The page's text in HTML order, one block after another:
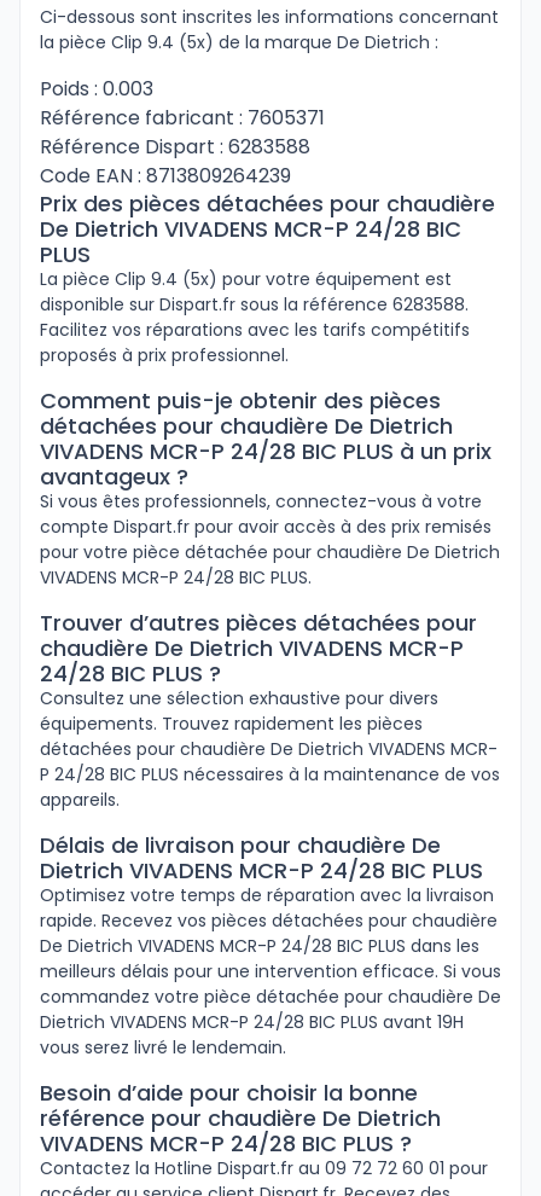
Ci-dessous sont inscrites les informations concernant
la pièce Clip 9.4 (5x) de la marque De Dietrich :
Poids : 0.003
Référence fabricant : 7605371
Référence Dispart : 6283588
Code EAN : 8713809264239
Prix des pièces détachées pour chaudière
De Dietrich VIVADENS MCR-P 24/28 BIC
PLUS
La pièce Clip 9.4 (5x) pour votre équipement est
disponible sur Dispart.fr sous la référence 6283588.
Facilitez vos réparations avec les tarifs compétitifs
proposés à prix professionnel.
Comment puis-je obtenir des pièces
détachées pour chaudière De Dietrich
VIVADENS MCR-P 24/28 BIC PLUS à un prix
avantageux ?
Si vous êtes professionnels, connectez-vous à votre
compte Dispart.fr pour avoir accès à des prix remisés
pour votre pièce détachée pour chaudière De Dietrich
VIVADENS MCR-P 24/28 BIC PLUS.
Trouver d’autres pièces détachées pour
chaudière De Dietrich VIVADENS MCR-P
24/28 BIC PLUS ?
Consultez une sélection exhaustive pour divers
équipements. Trouvez rapidement les pièces
détachées pour chaudière De Dietrich VIVADENS MCR-
P 24/28 BIC PLUS nécessaires à la maintenance de vos
appareils.
Délais de livraison pour chaudière De
Dietrich VIVADENS MCR-P 24/28 BIC PLUS
Optimisez votre temps de réparation avec la livraison
rapide. Recevez vos pièces détachées pour chaudière
De Dietrich VIVADENS MCR-P 24/28 BIC PLUS dans les
meilleurs délais pour une intervention efficace. Si vous
commandez votre pièce détachée pour chaudière De
Dietrich VIVADENS MCR-P 24/28 BIC PLUS avant 19H
vous serez livré le lendemain.
Besoin d’aide pour choisir la bonne
référence pour chaudière De Dietrich
VIVADENS MCR-P 24/28 BIC PLUS ?
Contactez la Hotline Dispart.fr au 09 72 72 60 01 pour